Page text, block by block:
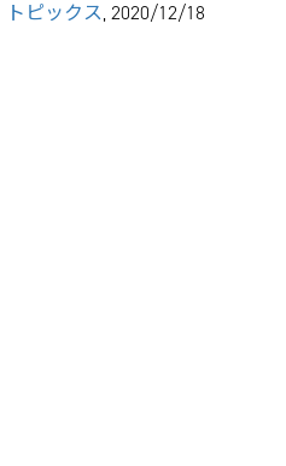
トピックス, 2020/12/18